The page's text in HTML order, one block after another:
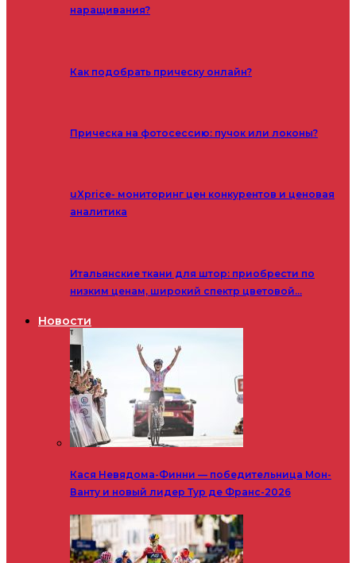
наращивания?
Как подобрать прическу онлайн?
Прическа на фотосессию: пучок или локоны?
uXprice- мониторинг цен конкурентов и ценовая
аналитика
Итальянские ткани для штор: приобрести по
низким ценам, широкий спектр цветовой…
Новости
Кася Невядома-Финни — победительница Мон-
Ванту и новый лидер Тур де Франс-2026